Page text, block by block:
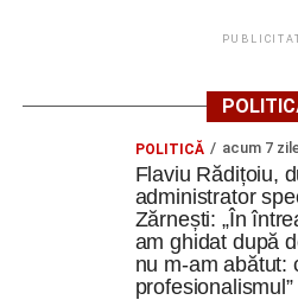
POLITICĂ acum 7
Flaviu Rădițoiu,
administrator
Zărnești: „În
am ghidat după
nu m-am abătut:
profesionalismul”